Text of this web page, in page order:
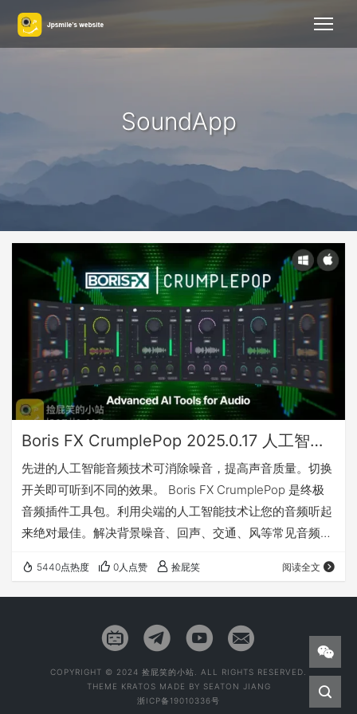
SoundApp
Boris FX CrumplePop 2025.0.17 人工智能终极音频插件包(Win&Mac)
先进的人工智能音频技术可消除噪音，提高声音质量。切换
开关即可听到不同的效果。 Boris FX CrumplePop 是终极
音频插件工具包。利用尖端的人工智能技术让您的音频听起
来绝对最佳。解决背景噪音、回声、交通、风等常见音频问
是初学者，CrumplePop 音频工具使用起来非常简单，而且
功能强大，足以满足音频专业人士的日常需求。 更多详情请
立软件： 我有话要说 下载地址
5440点热度 0人点赞 捡屁笑 阅读全文
COPYRIGHT © 2024 捡屁笑的小站. ALL RIGHTS RESERVED.
THEME KRATOS MADE BY SEATON JIANG
浙ICP备19010336号